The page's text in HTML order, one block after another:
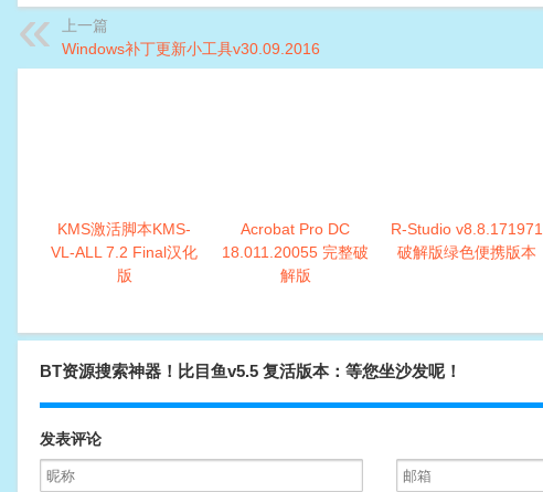
上一篇
Windows补丁更新小工具v30.09.2016
KMS激活脚本KMS-
VL-ALL 7.2 Final汉化
版
Acrobat Pro DC
18.011.20055 完整破
解版
R-Studio v8.8.171971
破解版绿色便携版本
BT资源搜索神器！比目鱼v5.5 复活版本：等您坐沙发呢！
发表评论